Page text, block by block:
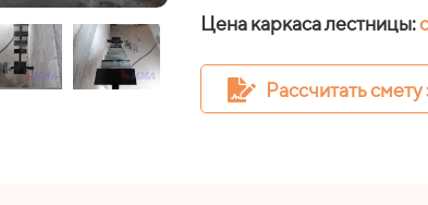
Цена каркаса лестницы:
Рассчитать